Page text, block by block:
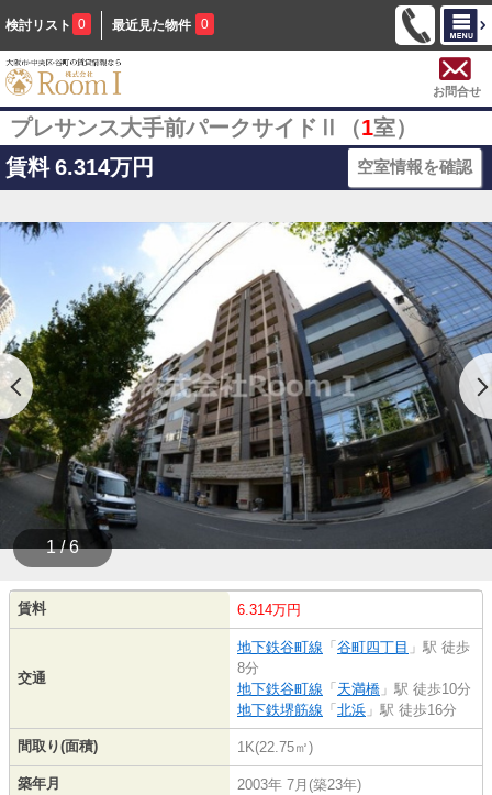
検討リスト 0 最近見た物件 0
お問合せ
プレサンス大手前パークサイドⅡ（1室）
賃料 6.314万円 空室情報を確認
1 / 6
賃料 6.314万円
交通
地下鉄谷町線 「 谷町四丁目 」駅 徒歩
8分
地下鉄谷町線 「 天満橋 」駅 徒歩10分
地下鉄堺筋線 「 北浜 」駅 徒歩16分
間取り(面積) 1K(22.75㎡)
築年月 2003年 7月(築23年)